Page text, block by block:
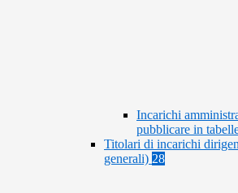
Incarichi
pubblicare in
Titolari di incarichi
generali) 28